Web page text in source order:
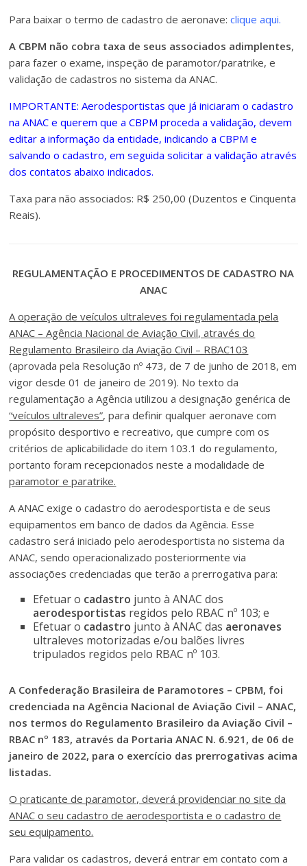
Para baixar o termo de cadastro de aeronave:clique aqui.
A CBPM não cobra taxa de seus associados adimplentes,
para fazer o exame, inspeção de paramotor/paratrike, e
validação de cadastros no sistema da ANAC.
IMPORTANTE: Aerodesportistas que já iniciaram o cadastro
na ANAC e querem que a CBPM proceda a validação, devem
editar a informação da entidade, indicando a CBPM e
salvando o cadastro, em seguida solicitar a validação através
dos contatos abaixo indicados.
Taxa para não associados: R$ 250,00 (Duzentos e Cinquenta
Reais).
REGULAMENTAÇÃO E PROCEDIMENTOS DE CADASTRO NA
ANAC
A operação de veículos ultraleves foi regulamentada pela
ANAC – Agência Nacional de Aviação Civil, através do
Regulamento Brasileiro da Aviação Civil – RBAC103
(aprovada pela Resolução nº 473, de 7 de junho de 2018, em
vigor desde 01 de janeiro de 2019). No texto da
regulamentação a Agência utilizou a designação genérica de
“veículos ultraleves”, para definir qualquer aeronave com
propósito desportivo e recreativo, que cumpre com os
critérios de aplicabilidade do item 103.1 do regulamento,
portanto foram recepcionados neste a modalidade de
paramotor e paratrike.
A ANAC exige o cadastro do aerodesportista e de seus
equipamentos em banco de dados da Agência. Esse
cadastro será iniciado pelo aerodesportista no sistema da
ANAC, sendo operacionalizado posteriormente via
associações credenciadas que terão a prerrogativa para:
Efetuar o cadastro junto à ANAC dos
aerodesportistas regidos pelo RBAC nº 103; e
Efetuar o cadastro junto à ANAC das aeronaves
ultraleves motorizadas e/ou balões livres
tripulados regidos pelo RBAC nº 103.
A Confederação Brasileira de Paramotores – CPBM, foi
credenciada na Agência Nacional de Aviação Civil – ANAC,
nos termos do Regulamento Brasileiro da Aviação Civil –
RBAC nº 183, através da Portaria ANAC N. 6.921, de 06 de
janeiro de 2022, para o exercício das prerrogativas acima
listadas.
O praticante de paramotor, deverá providenciar no site da
ANAC o seu cadastro de aerodesportista e o cadastro de
seu equipamento.
Para validar os cadastros, deverá entrar em contato com a